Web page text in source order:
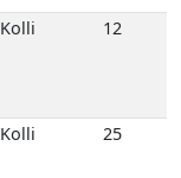
Kolli 12
Kolli 25